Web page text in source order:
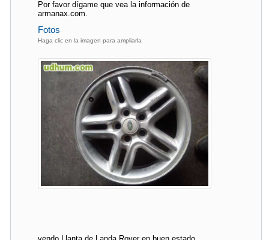
Por favor dígame que vea la información de
armanax.com.
Fotos
Haga clic en la imagen para ampliarla